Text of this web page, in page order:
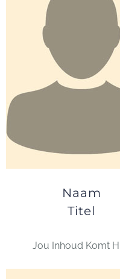
Naam
Titel
Jou Inhoud Komt